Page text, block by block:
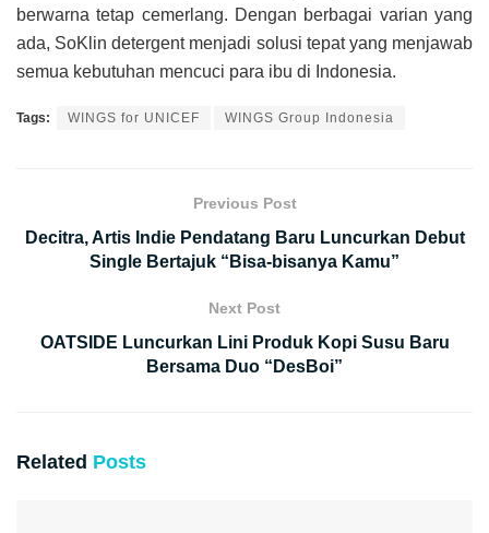
berwarna tetap cemerlang. Dengan berbagai varian yang
ada, SoKlin detergent menjadi solusi tepat yang menjawab
semua kebutuhan mencuci para ibu di Indonesia.
Tags: WINGS for UNICEF WINGS Group Indonesia
Previous Post
Decitra, Artis Indie Pendatang Baru Luncurkan Debut
Single Bertajuk “Bisa-bisanya Kamu”
Next Post
OATSIDE Luncurkan Lini Produk Kopi Susu Baru
Bersama Duo “DesBoi”
Related Posts